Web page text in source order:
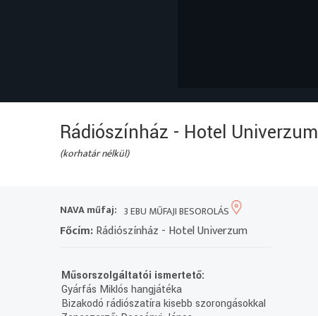
Rádiószínház - Hotel Univerzum
(korhatár nélkül)
NAVA műfaj: 3 EBU MŰFAJI BESOROLÁS
Főcím:Rádiószínház - Hotel Univerzum
Műsorszolgáltatói ismertető:
Gyárfás Miklós hangjátéka
Bizakodó rádiószatíra kisebb szorongásokkal